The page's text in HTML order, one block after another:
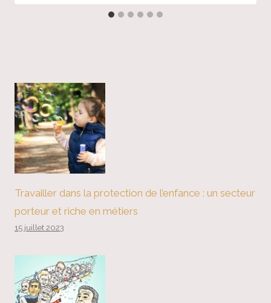
Travailler dans la protection de l’enfance : un secteur
porteur et riche en métiers
15 juillet 2023